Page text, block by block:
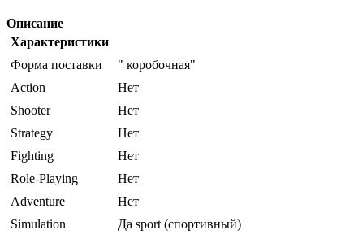
Описание
Характеристики
Форма поставки
" коробочная"
Action
Нет
Shooter
Нет
Strategy
Нет
Fighting
Нет
Role-Playing
Нет
Adventure
Нет
Simulation
Да sport (спортивный)